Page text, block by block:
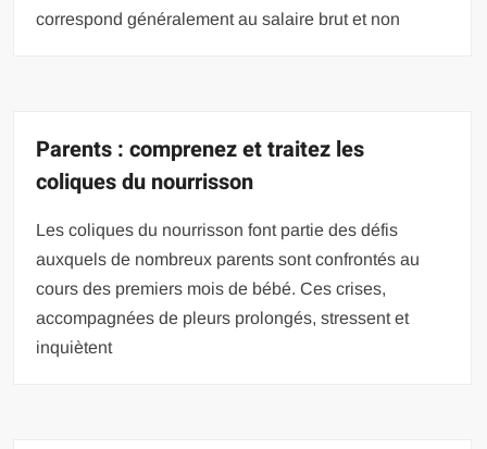
correspond généralement au salaire brut et non
Parents : comprenez et traitez les
coliques du nourrisson
Les coliques du nourrisson font partie des défis
auxquels de nombreux parents sont confrontés au
cours des premiers mois de bébé. Ces crises,
accompagnées de pleurs prolongés, stressent et
inquiètent